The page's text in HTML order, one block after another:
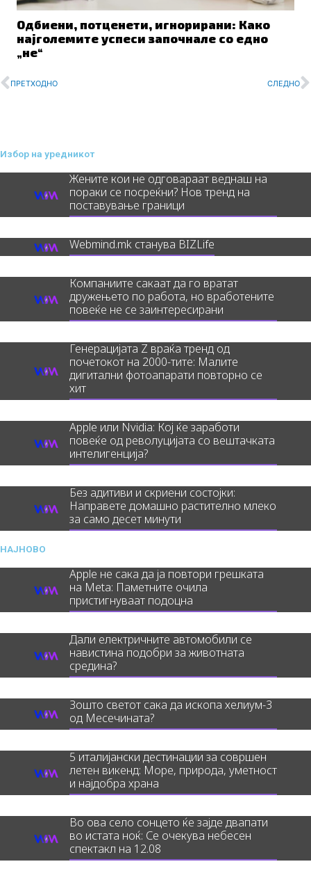
Одбиени, потценети, игнорирани: Како
најголемите успеси започнале со едно
„не“
Prev
ПРЕТХОДНО СЛЕДНО
Избор на уредникот
Жените кои не одговараат веднаш на
пораки се посреќни? Нов тренд на
поставување граници
Webmind.mk станува BIZLife
Компаниите сакаат да го вратат
дружењето по работа, но вработените
повеќе не се заинтересирани
Генерацијата Z враќа тренд од
почетокот на 2000-тите: Малите
дигитални фотоапарати повторно се
хит
Apple или Nvidia: Кој ќе заработи
повеќе од револуцијата со вештачката
интелигенција?
Без адитиви и скриени состојки:
Направете домашно растително млеко
за само десет минути
НАЈНОВО
Apple не сака да ја повтори грешката
на Meta: Паметните очила
пристигнуваат подоцна
Дали електричните автомобили се
навистина подобри за животната
средина?
Зошто светот сака да ископа хелиум-3
од Месечината?
5 италијански дестинации за совршен
летен викенд: Море, природа, уметност
и најдобра храна
Во ова село сонцето ќе зајде двапати
во истата ноќ: Се очекува небесен
спектакл на 12.08